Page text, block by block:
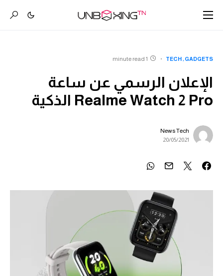
GADGETS
TECH
1 minute read
الإعلان الرسمي عن ساعة
Realme Watch 2 Pro الذكية
News Tech
20/05/2021